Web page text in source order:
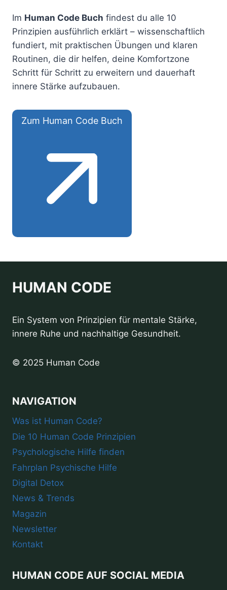
Im Human Code Buch findest du alle 10
Prinzipien ausführlich erklärt – wissenschaftlich
fundiert, mit praktischen Übungen und klaren
Routinen, die dir helfen, deine Komfortzone
Schritt für Schritt zu erweitern und dauerhaft
innere Stärke aufzubauen.
Zum Human Code Buch
HUMAN CODE
Ein System von Prinzipien für mentale Stärke,
innere Ruhe und nachhaltige Gesundheit.
© 2025 Human Code
NAVIGATION
Was ist Human Code?
Die 10 Human Code Prinzipien
Psychologische Hilfe finden
Fahrplan Psychische Hilfe
Digital Detox
News & Trends
Magazin
Newsletter
Kontakt
HUMAN CODE AUF SOCIAL MEDIA